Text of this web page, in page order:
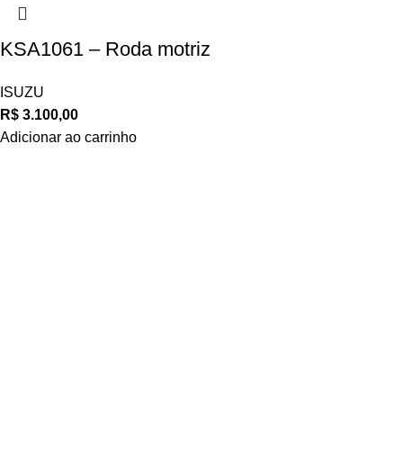
KSA1061 – Roda motriz
ISUZU
R$ 3.100,00
Adicionar ao carrinho